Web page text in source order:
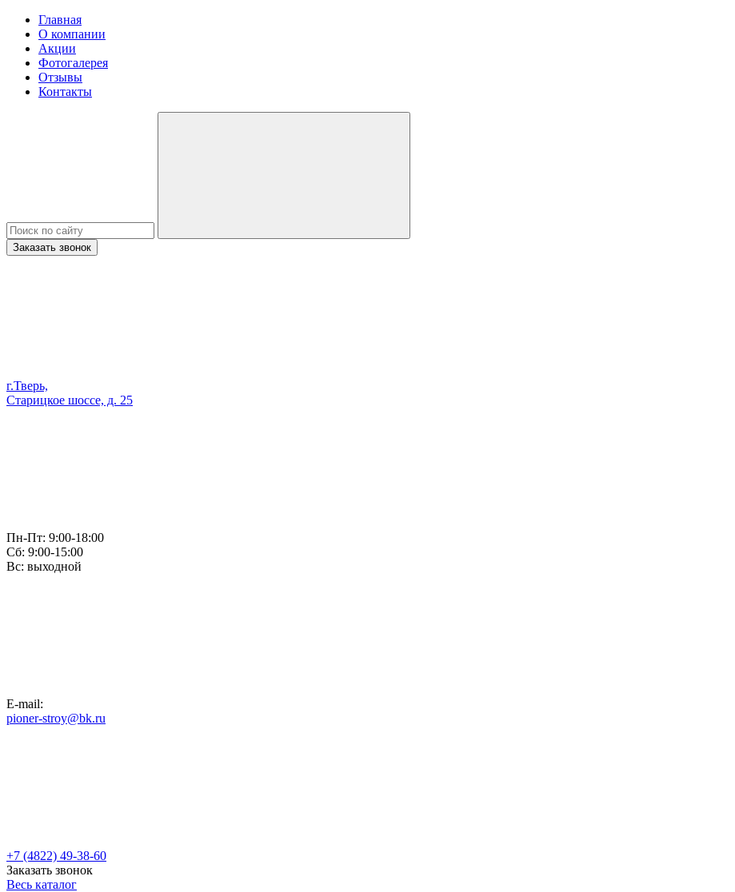
Главная
О компании
Акции
Фотогалерея
Отзывы
Контакты
Заказать звонок
г.Тверь,
Старицкое шоссе, д. 25
Пн-Пт: 9:00-18:00
Сб: 9:00-15:00
Вс: выходной
E-mail:
pioner-stroy@bk.ru
+7 (4822) 49-38-60
Заказать звонок
Весь каталог